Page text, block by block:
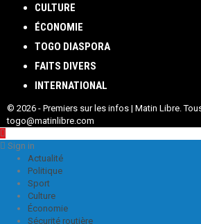
CULTURE
ÉCONOMIE
TOGO DIASPORA
FAITS DIVERS
INTERNATIONAL
© 2026 - Premiers sur les infos | Matin Libre.
togo@matinlibre.com
Sign in
Actualité
Politique
Sport
Culture
Économie
Sécurité routière